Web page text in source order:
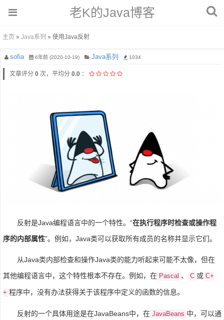
老K的Java博客
主页 » Java系列 » 使用Java反射
sofia 6年前 (2020-10-19) Java系列 1034
文章评分 0 次，平均分 0.0 ：
反射是Java编程语言中的一个特性。“在执行程序时检查或操作程
序的内部属性”。例如，Java类可以获取所有成员的名称并显示它们。
从Java类内部检查和操作Java类的能力听起来可能不太像，但在
其他编程语言中，这个特性根本不存在。例如，在 Pascal 、 C 或 C+
+ 程序中，没有办法获得关于该程序中定义的函数的信息。
反射的一个具体用途是在JavaBeans中，在 JavaBeans 中，可以通